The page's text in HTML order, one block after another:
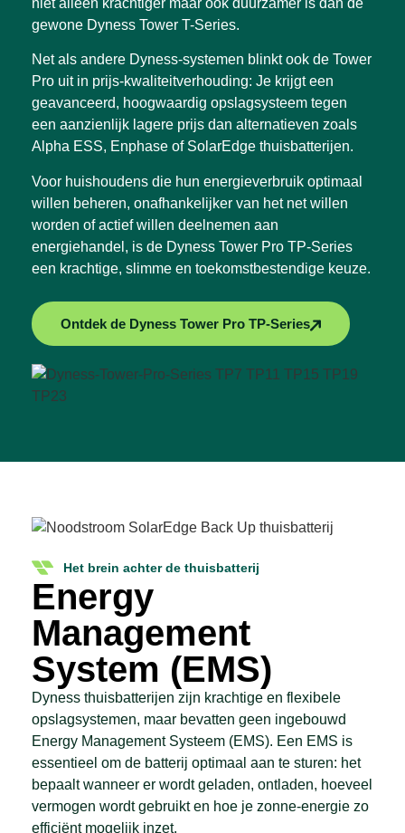
niet alleen krachtiger maar ook duurzamer is dan de
gewone Dyness Tower T-Series.
Net als andere Dyness-systemen blinkt ook de Tower
Pro uit in prijs-kwaliteitverhouding: Je krijgt een
geavanceerd, hoogwaardig opslagsysteem tegen
een aanzienlijk lagere prijs dan alternatieven zoals
Alpha ESS, Enphase of SolarEdge thuisbatterijen.
Voor huishoudens die hun energieverbruik optimaal
willen beheren, onafhankelijker van het net willen
worden of actief willen deelnemen aan
energiehandel, is de Dyness Tower Pro TP-Series
een krachtige, slimme en toekomstbestendige keuze.
Ontdek de Dyness Tower Pro TP-Series
Het brein achter de thuisbatterij
Energy
Management
System (EMS)
Dyness thuisbatterijen zijn krachtige en flexibele
opslagsystemen, maar bevatten geen ingebouwd
Energy Management Systeem (EMS). Een EMS is
essentieel om de batterij optimaal aan te sturen: het
bepaalt wanneer er wordt geladen, ontladen, hoeveel
vermogen wordt gebruikt en hoe je zonne-energie zo
efficiënt mogelijk inzet.